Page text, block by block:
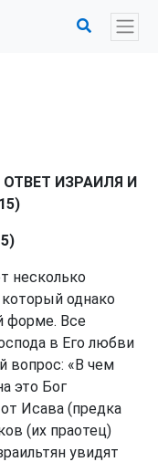
ИЗРАИЛЯ И
несколько
однако
форме. Все
в Его любви
вопрос: «В чем
это Бог
Исава (предка
(их праотец)
увидят